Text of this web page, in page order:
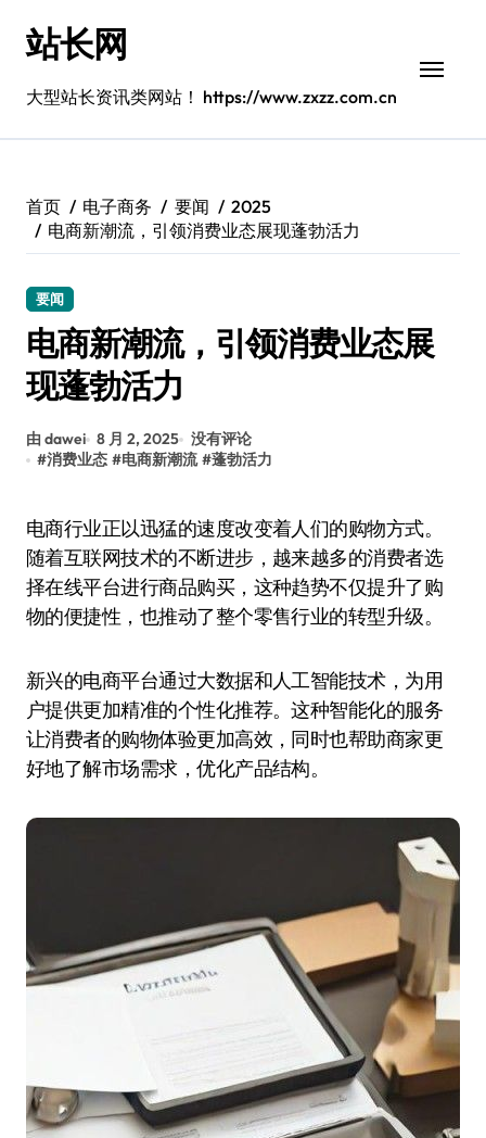
站长网
大型站长资讯类网站！ https://www.zxzz.com.cn
首页 电子商务 要闻
2025
电商新潮流，引领消费业态展现蓬勃活力
要闻
电商新潮流，引领消费业态展
现蓬勃活力
由 dawei 8 月 2, 2025 没有评论
#消费业态 #电商新潮流 #蓬勃活力
电商行业正以迅猛的速度改变着人们的购物方式。
随着互联网技术的不断进步，越来越多的消费者选
择在线平台进行商品购买，这种趋势不仅提升了购
物的便捷性，也推动了整个零售行业的转型升级。
新兴的电商平台通过大数据和人工智能技术，为用
户提供更加精准的个性化推荐。这种智能化的服务
让消费者的购物体验更加高效，同时也帮助商家更
好地了解市场需求，优化产品结构。